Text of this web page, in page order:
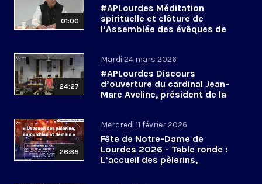
01:00
#APLourdes Méditation
spirituelle et clôture de
l’Assemblée des évêques de
24:27
Mardi 24 mars 2026
#APLourdes Discours
d’ouverture du cardinal Jean-
Marc Aveline, président de la
26:38
Mercredi 11 février 2026
Fête de Notre-Dame de
Lourdes 2026 - Table ronde :
L’accueil des pèlerins,